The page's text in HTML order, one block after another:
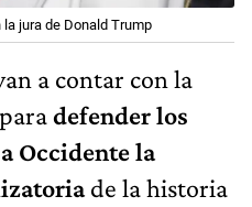
jura de Donald Trump
a contar con la
defender los
Occidente la
de la historia